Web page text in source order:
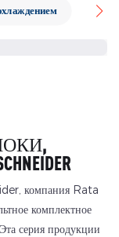
компания Rata
комплектное
серия продукции